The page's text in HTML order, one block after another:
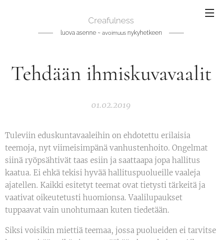
Creafulness
luova asenne ~ avoimuusnykyhetkeen
Tehdään ihmiskuvavaalit
01.02.2019
Tuleviin eduskuntavaaleihin on ehdotettu erilaisia
teemoja, nyt viimeisimpänä vanhustenhoito. Ongelmat
siinä ryöpsähtivät taas esiin ja saattaapa jopa hallitus
kaatua. Ei ehkä tekisi hyvää hallituspuolueille vaaleja
ajatellen. Kaikki esitetyt teemat ovat tietysti tärkeitä ja
vaativat oikeutetusti huomionsa. Vaalilupaukset
tuppaavat vain unohtumaan kuten tiedetään.
Siksi voisikin miettiä teemaa, jossa puolueiden ei tarvitse